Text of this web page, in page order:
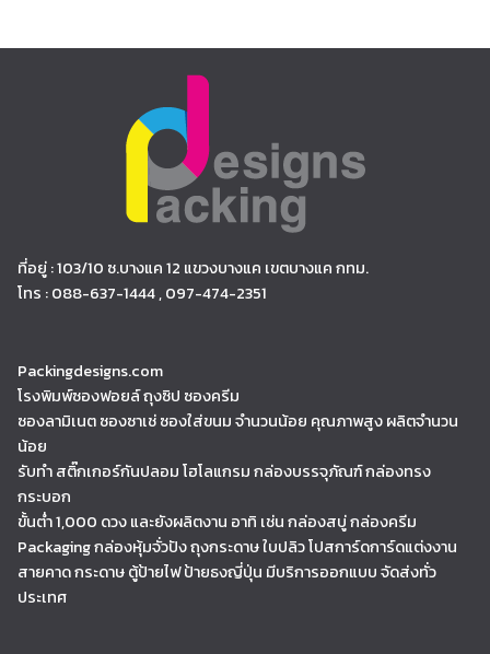
ที่อยู่ : 103/10 ซ.บางแค 12 แขวงบางแค เขตบางแค กทม.
โทร : 088-637-1444 , 097-474-2351
Packingdesigns.com
โรงพิมพ์ซองฟอยล์ ถุงซิป ซองครีม
ซองลามิเนต ซองซาเช่ ซองใส่ขนม จำนวนน้อย คุณภาพสูง ผลิตจำนวน
น้อย
รับทำ สติ๊กเกอร์กันปลอม โฮโลแกรม กล่องบรรจุภัณฑ์ กล่องทรง
กระบอก
ขั้นต่ำ 1,000 ดวง และยังผลิตงาน อาทิ เช่น กล่องสบู่ กล่องครีม
Packaging กล่องหุ้มจั่วปัง ถุงกระดาษ ใบปลิว โปสการ์ดการ์ดแต่งงาน
สายคาด กระดาษ ตู้ป้ายไฟ ป้ายธงญี่ปุ่น มีบริการออกแบบ จัดส่งทั่ว
ประเทศ